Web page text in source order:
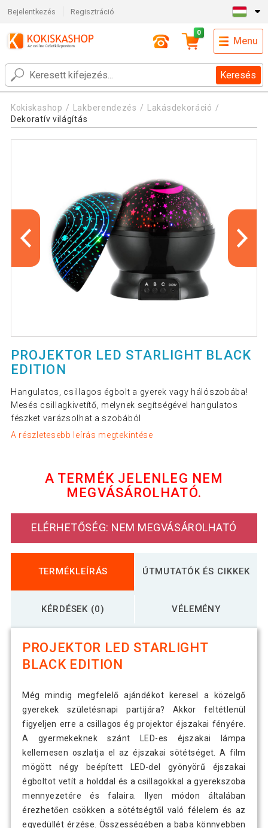
Bejelentkezés Regisztráció
Keresés
0
Menu
Kokiskashop Lakberendezés
Lakásdekoráció
Dekoratív világítás
PROJEKTOR LED STARLIGHT BLACK
EDITION
Hangulatos, csillagos égbolt a gyerek vagy hálószobába!
Mesés csillagkivetítő, melynek segítségével hangulatos
fészket varázsolhat a szobából
A részletesebb leírás megtekintése
A TERMÉK JELENLEG NEM
MEGVÁSÁROLHATÓ.
ELÉRHETŐSÉG: NEM MEGVÁSÁROLHATÓ
TERMÉKLEÍRÁS ÚTMUTATÓK ÉS CIKKEK
KÉRDÉSEK (0) VÉLEMÉNY
PROJEKTOR LED STARLIGHT
BLACK EDITION
Még mindig megfelelő ajándékot keresel a közelgő
gyerekek születésnapi partijára? Akkor feltétlenül
figyeljen erre a csillagos ég projektor éjszakai fényére.
A gyermekeknek szánt LED-es éjszakai lámpa
kellemesen oszlatja el az éjszakai sötétséget. A film
mögött négy beépített LED-del gyönyörű éjszakai
égboltot vetít a holddal és a csillagokkal a gyerekszoba
mennyezetére és falaira. Ilyen módon általában
érezhetően csökken a sötétségtől való félelem és az
egyedüllét érzése. Összességében a baba könnyebben